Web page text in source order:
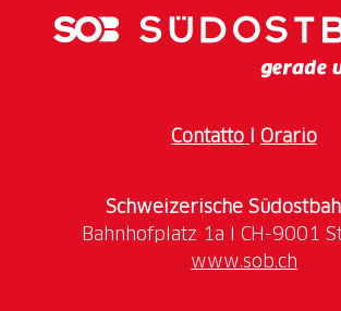
Contatto I Orario
Schweizerische
www.sob.ch